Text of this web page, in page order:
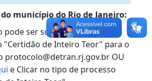
do veículo, cônjuge,
(o), ascendentes ou
diretos até primeiro grau